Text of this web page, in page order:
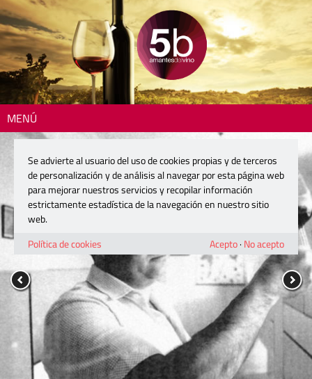
MENÚ
Se advierte al usuario del uso de cookies propias y de terceros
de personalización y de análisis al navegar por esta página web
para mejorar nuestros servicios y recopilar información
estrictamente estadística de la navegación en nuestro sitio
web.
Política de cookies
Acepto· No acepto